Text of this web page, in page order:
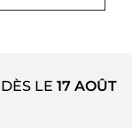
LE 17 AOÛT